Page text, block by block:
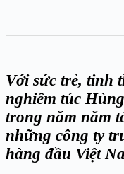
Với sức trẻ, tinh
nghiêm túc
trong năm năm
những công ty
hàng đầu Việt